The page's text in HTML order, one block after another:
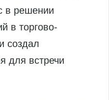
в решении
в торгово-
создал
для встречи